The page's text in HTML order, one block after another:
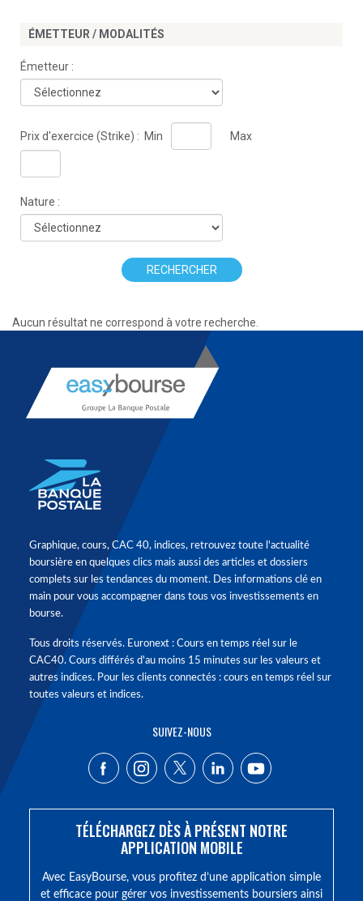
ÉMETTEUR / MODALITÉS
Émetteur :
Prix d'exercice (Strike) : Min Max
Nature :
RECHERCHER
Aucun résultat ne correspond à votre recherche.
Graphique, cours, CAC 40, indices, retrouvez toute l'actualité
boursière en quelques clics mais aussi des articles et dossiers
complets sur les tendances du moment. Des informations clé en
main pour vous accompagner dans tous vos investissements en
bourse.
Tous droits réservés. Euronext : Cours en temps réel sur le
CAC40. Cours différés d'au moins 15 minutes sur les valeurs et
autres indices. Pour les clients connectés : cours en temps réel sur
toutes valeurs et indices.
SUIVEZ-NOUS
TÉLÉCHARGEZ DÈS À PRÉSENT NOTRE
APPLICATION MOBILE
Avec EasyBourse, vous profitez d’une application simple
et efficace pour gérer vos investissements boursiers ainsi